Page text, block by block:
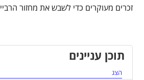
זכרים מעוקרים כדי לשבש את מחזור
תוכן עניינים
הצג